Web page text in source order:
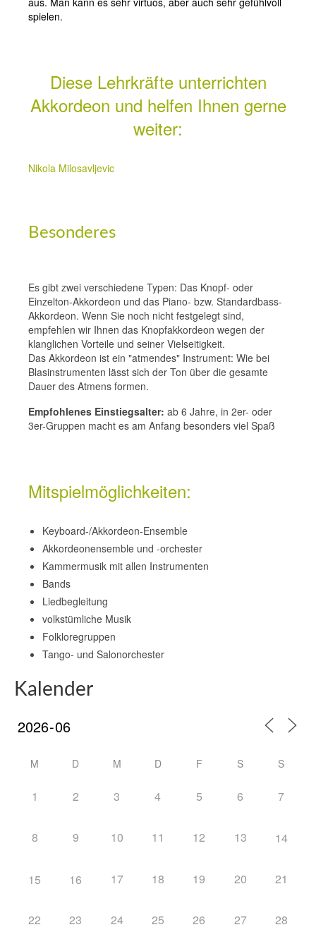
spielen.
Diese Lehrkräfte unterrichten
Akkordeon und helfen Ihnen gerne
weiter:
Nikola Milosavljevic
Besonderes
Es gibt zwei verschiedene Typen: Das Knopf- oder
Einzelton-Akkordeon und das Piano- bzw. Standardbass-
Akkordeon. Wenn Sie noch nicht festgelegt sind,
empfehlen wir Ihnen das Knopfakkordeon wegen der
klanglichen Vorteile und seiner Vielseitigkeit.
Das Akkordeon ist ein "atmendes" Instrument: Wie bei
Blasinstrumenten lässt sich der Ton über die gesamte
Dauer des Atmens formen.
Empfohlenes Einstiegsalter: ab 6 Jahre, in 2er- oder
3er-Gruppen macht es am Anfang besonders viel Spaß
Mitspielmöglichkeiten:
Keyboard-/Akkordeon-Ensemble
Akkordeonensemble und -orchester
Kammermusik mit allen Instrumenten
Bands
Liedbegleitung
volkstümliche Musik
Folkloregruppen
Tango- und Salonorchester
Kalender
M D M D F S S
1 2 3 4 5 6 7
8 9 10 11 12 13 14
15 16 17 18 19 20 21
22 23 24 25 26 27 28